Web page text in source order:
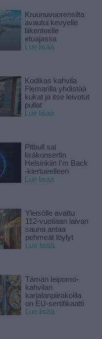
Kruunuvuorensilta
avautui kevyelle
liikenteelle
etuajassa
Lue lisää
Kodikas kahvila
Flemarilla yhdistää
kukat ja itse leivotut
pullat
Lue lisää
Pitbull sai
lisäkonsertin
Helsinkiin I'm Back
-kiertueelleen
Lue lisää
Yleisölle avattu
112-vuotiaan laivan
sauna antaa
pehmeät löylyt
Lue lisää
Tämän leipomo-
kahvilan
karjalanpiirakoilla
on EU-sertifikaatti
Lue lisää